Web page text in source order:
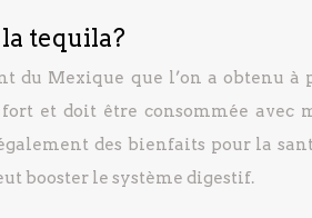
tequila?
du Mexique que l’on a obtenu à
et doit être consommée avec
des bienfaits pour la
booster le système digestif.